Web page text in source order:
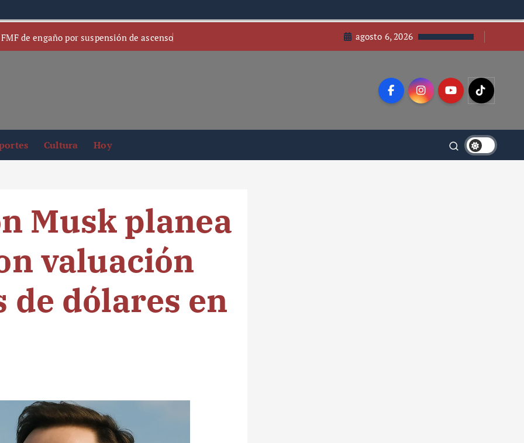
de engaño por suspensión de ascenso agosto 6, 2026
Cultura Hoy
Musk planea
valuación
de dólares en